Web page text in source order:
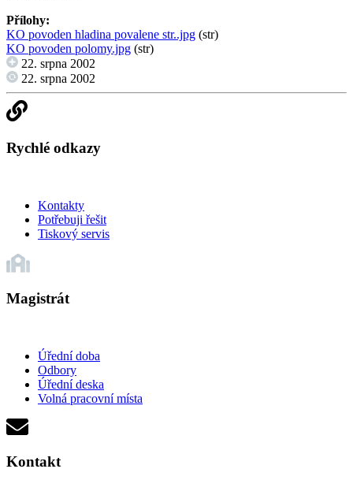
Přílohy:
KO povoden hladina povalene str..jpg (str)
KO povoden polomy.jpg (str)
22. srpna 2002
22. srpna 2002
Rychlé odkazy
Kontakty
Potřebuji řešit
Tiskový servis
Magistrát
Úřední doba
Odbory
Úřední deska
Volná pracovní místa
Kontakt